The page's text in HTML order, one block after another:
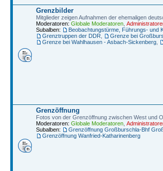
Grenzbilder
Mitglieder zeigen Aufnahmen der ehemaligen
Moderatoren: Globale Moderatoren
Subalben:
Beobachtungstürme, Führungs- und
Grenztruppen der DDR
Grenze bei
Grenze bei Wahlhausen - Asbach-Sickenberg
Grenzöffnung
Fotos von der Grenzöffnung zwischen West und
Moderatoren: Globale Moderatoren
Subalben:
Grenzöffnung Großburschla-Bhf
Grenzöffnung Wanfried-Katharinenberg